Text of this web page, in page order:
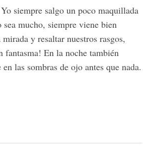
siempre salgo un poco maquillada
mucho, siempre viene bien
y resaltar nuestros rasgos,
fantasma! En la noche también
las sombras de ojo antes que nada.